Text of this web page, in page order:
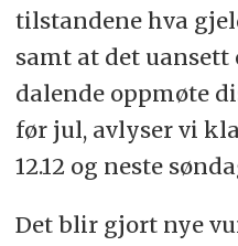
tilstandene hva
samt at det
dalende oppmøte
før jul, avlyser vi
12.12 og neste
Det blir gjort nye